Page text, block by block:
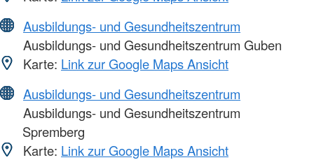
Ausbildungs- und Gesundheitszentrum
Ausbildungs- und Gesundheitszentrum Guben
Karte: Link zur Google Maps Ansicht
Ausbildungs- und Gesundheitszentrum
Ausbildungs- und Gesundheitszentrum
Spremberg
Karte: Link zur Google Maps Ansicht